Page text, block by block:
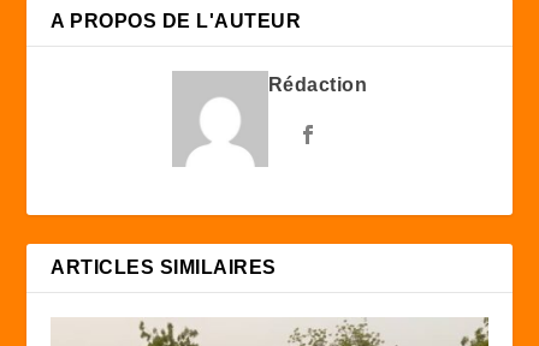
A PROPOS DE L'AUTEUR
Rédaction
ARTICLES SIMILAIRES